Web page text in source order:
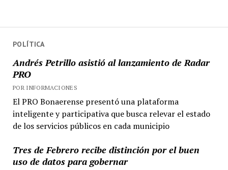
POLÍTICA
Andrés Petrillo asistió al lanzamiento de Radar
PRO
POR INFORMACIONES
El PRO Bonaerense presentó una plataforma
inteligente y participativa que busca relevar el estado
de los servicios públicos en cada municipio
Tres de Febrero recibe distinción por el buen
uso de datos para gobernar